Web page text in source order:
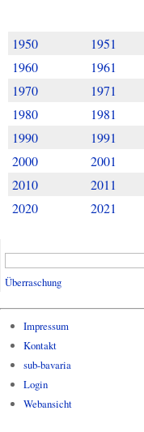
1950 1951
1960
1961
1970
1971
1980
1981
1990
1991
2000
2001
2010
2011
2020
2021
Überraschung
Impressum
Kontakt
sub-bavaria
Login
Webansicht